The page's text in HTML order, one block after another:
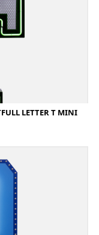
LETTER T MINI